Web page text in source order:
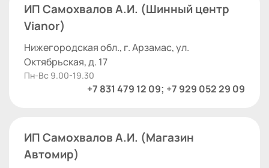
ИП Самохвалов А.И. (Шинный центр
Vianor)
Нижегородская обл., г. Арзамас, ул.
Октябрьская, д. 17
Пн-Вс 9.00-19.30
+7 831 479 12 09; +7 929 052 29 09
ИП Самохвалов А.И. (Магазин
Автомир)